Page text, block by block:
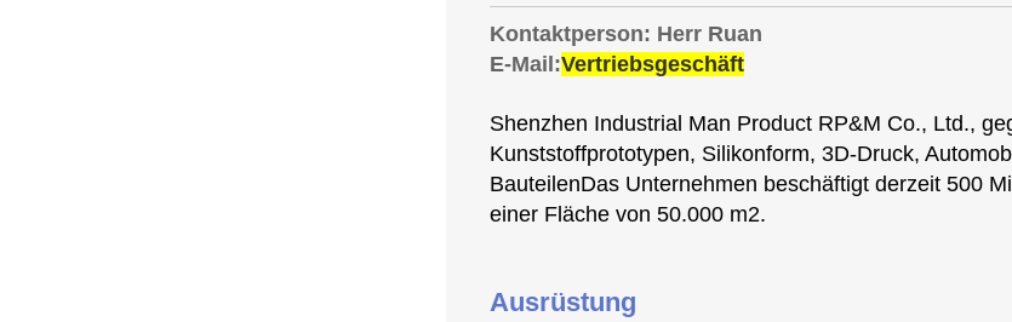
Kontaktperson: Herr Ruan
E-Mail:Vertriebsgeschäft
Shenzhen Industrial Man Product RP&M Co., Ltd.,
Kunststoffprototypen, Silikonform, 3D-Druck,
BauteilenDas Unternehmen beschäftigt derzeit 500
einer Fläche von 50.000 m2.
Ausrüstung